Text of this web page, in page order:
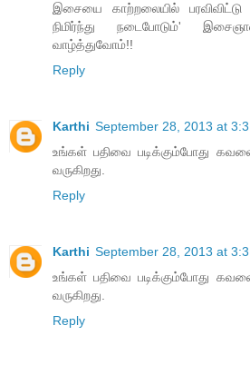
இசையை காற்றலையில்
நிமிர்ந்து நடைபோடும்'
வாழ்த்துவோம்!!
Reply
Karthi September 28, 2013 at
உங்கள் பதிவை படிக்கும்போது
வருகிறது.
Reply
Karthi September 28, 2013 at
உங்கள் பதிவை படிக்கும்போது
வருகிறது.
Reply